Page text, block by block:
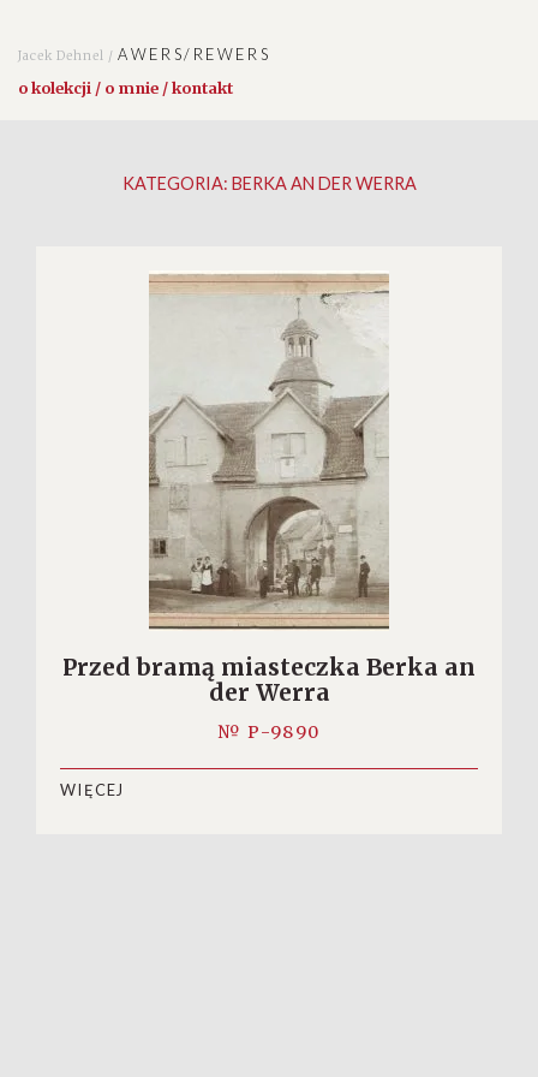
Jacek Dehnel /AWERS/REWERS
o kolekcji / o mnie / kontakt
KATEGORIA: BERKA AN DER WERRA
Przed bramą miasteczka Berka an
der Werra
№ P-9890
WIĘCEJ